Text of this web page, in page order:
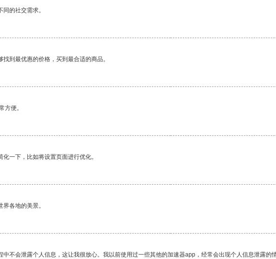
的社交需求。
到最优惠的价格，买到最合适的商品。
方便。
一下，比如将设置页面进行优化。
各地的美景。
不会泄露个人信息，这让我很放心。我以前使用过一些其他的加速器app，经常会出现个人信息泄露的